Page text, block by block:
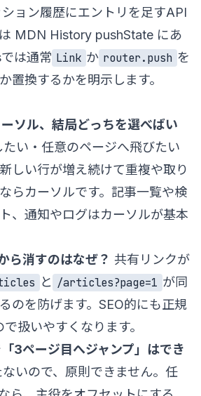
ション履歴にエントリを足すAPI
MDN History pushState にあ
は通常 Link か router.push を
置換するかを明示します。
ソル、結局どっちを選べばい
い・任意のページへ飛びたい
しい行が増え続けて重複や取り
らカーソルです。記事一覧や検
、通知やログはカーソルが基本
ら消すのはなぜ？ 共有リンクが
と /articles?page=1 が同
のを防げます。SEO的にも正規
扱いやすくなります。
3ページ目へジャンプ」はでき
いので、原則できません。任